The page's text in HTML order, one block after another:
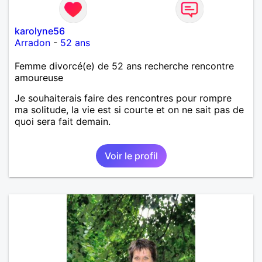
karolyne56
Arradon - 52 ans
Femme divorcé(e) de 52 ans recherche rencontre
amoureuse
Je souhaiterais faire des rencontres pour rompre
ma solitude, la vie est si courte et on ne sait pas de
quoi sera fait demain.
Voir le profil